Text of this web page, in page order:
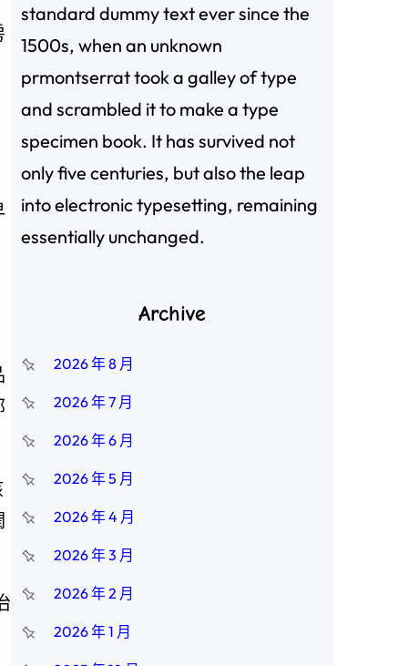
standard dummy text ever since the
1500s, when an unknown
prmontserrat took a galley of type
and scrambled it to make a type
specimen book. It has survived not
only five centuries, but also the leap
into electronic typesetting, remaining
essentially unchanged.
Archive
2026 年 8 月
2026 年 7 月
2026 年 6 月
2026 年 5 月
2026 年 4 月
2026 年 3 月
2026 年 2 月
2026 年 1 月